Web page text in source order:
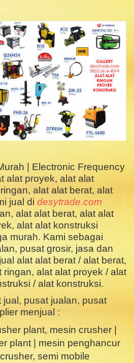
| Electronic Frequency
alat proyek, alat alat
alat alat berat, alat
jual di desytrade.com
alat alat berat, alat alat
alat alat konstruksi
murah. Kami sebagai
pusat grosir, jasa dan
alat alat berat / alat berat,
ringan, alat alat proyek / alat
/ alat konstruksi.
pusat jualan, pusat
menjual :
plant, mesin crusher |
plant | mesin penghancur
semi mobile